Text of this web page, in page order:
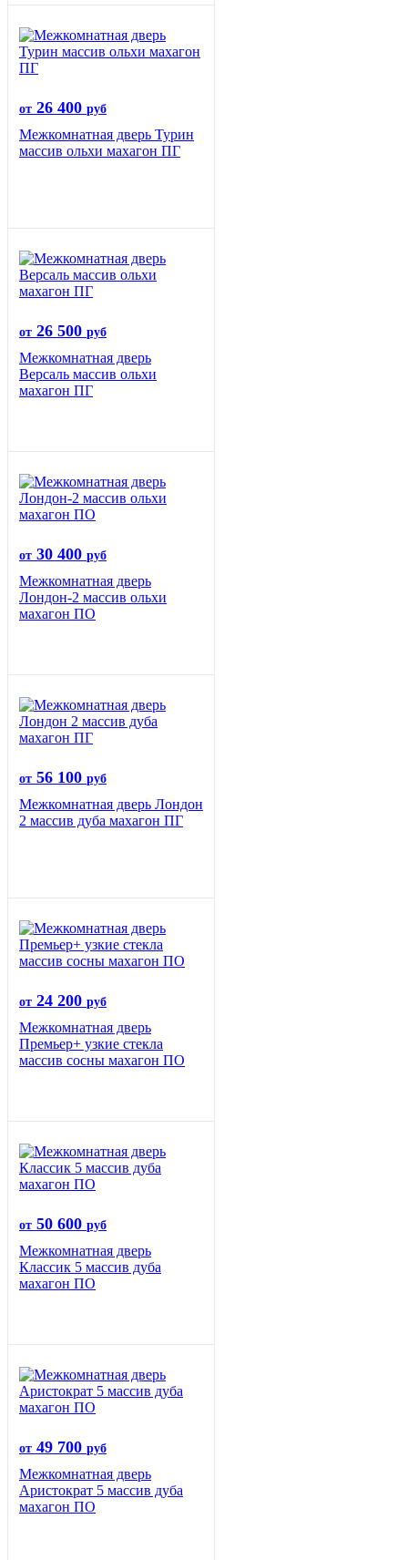
от 26 400 руб
Межкомнатная дверь Турин
массив ольхи махагон ПГ
от 26 500 руб
Межкомнатная дверь
Версаль массив ольхи
махагон ПГ
от 30 400 руб
Межкомнатная дверь
Лондон-2 массив ольхи
махагон ПО
от 56 100 руб
Межкомнатная дверь Лондон
2 массив дуба махагон ПГ
от 24 200 руб
Межкомнатная дверь
Премьер+ узкие стекла
массив сосны махагон ПО
от 50 600 руб
Межкомнатная дверь
Классик 5 массив дуба
махагон ПО
от 49 700 руб
Межкомнатная дверь
Аристократ 5 массив дуба
махагон ПО